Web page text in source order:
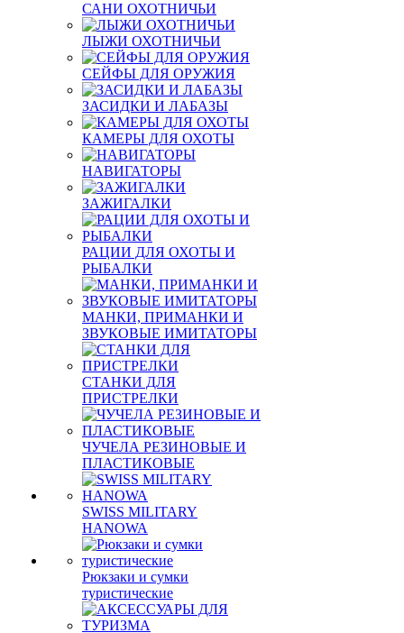
САНИ ОХОТНИЧЬИ
ЛЫЖИ ОХОТНИЧЬИ
СЕЙФЫ ДЛЯ ОРУЖИЯ
ЗАСИДКИ И ЛАБАЗЫ
КАМЕРЫ ДЛЯ ОХОТЫ
НАВИГАТОРЫ
ЗАЖИГАЛКИ
РАЦИИ ДЛЯ ОХОТЫ И
РЫБАЛКИ
МАНКИ, ПРИМАНКИ И
ЗВУКОВЫЕ ИМИТАТОРЫ
СТАНКИ ДЛЯ
ПРИСТРЕЛКИ
ЧУЧЕЛА РЕЗИНОВЫЕ И
ПЛАСТИКОВЫЕ
SWISS MILITARY
HANOWA
Рюкзаки и сумки
туристические